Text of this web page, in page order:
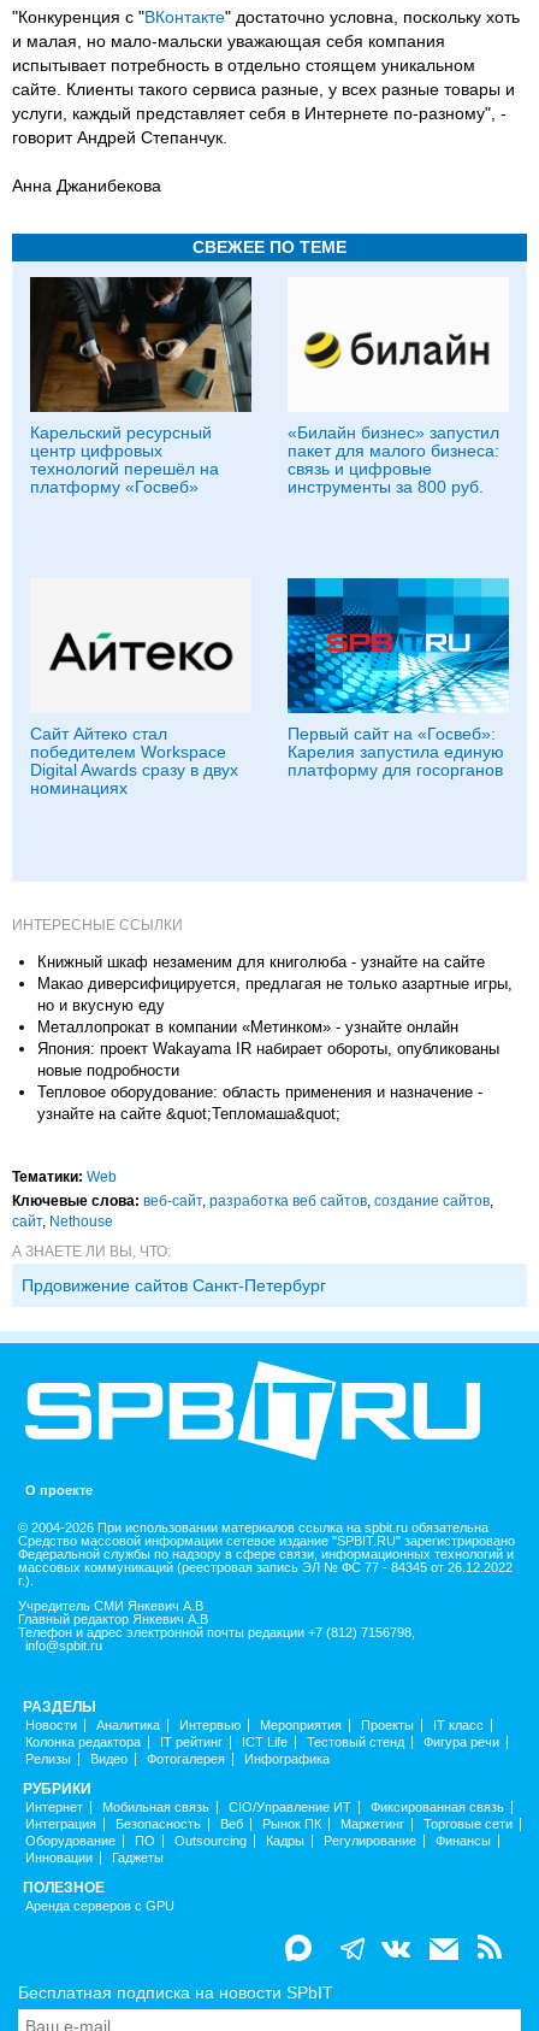
"Конкуренция с "ВКонтакте" достаточно условна, поскольку хоть
и малая, но мало-мальски уважающая себя компания
испытывает потребность в отдельно стоящем уникальном
сайте. Клиенты такого сервиса разные, у всех разные товары и
услуги, каждый представляет себя в Интернете по-разному", -
говорит Андрей Степанчук.
Анна Джанибекова
СВЕЖЕЕ ПО ТЕМЕ
Карельский ресурсный
центр цифровых
технологий перешёл на
платформу «Госвеб»
«Билайн бизнес» запустил
пакет для малого бизнеса:
связь и цифровые
инструменты за 800 руб.
Сайт Айтеко стал
победителем Workspace
Digital Awards сразу в двух
номинациях
Первый сайт на «Госвеб»:
Карелия запустила единую
платформу для госорганов
ИНТЕРЕСНЫЕ ССЫЛКИ
Книжный шкаф незаменим для книголюба - узнайте на сайте
Макао диверсифицируется, предлагая не только азартные игры,
но и вкусную еду
Металлопрокат в компании «Метинком» - узнайте онлайн
Япония: проект Wakayama IR набирает обороты, опубликованы
новые подробности
Тепловое оборудование: область применения и назначение -
узнайте на сайте &quot;Тепломаша&quot;
Тематики: Web
Ключевые слова: веб-сайт, разработка веб сайтов создание сайтов
сайт, Nethouse
А ЗНАЕТЕ ЛИ ВЫ, ЧТО:
Прдовижение сайтов Санкт-Петербург
О проекте
© 2004-2026 При использовании материалов ссылка на spbit.ru обязательна
Средство массовой информации сетевое издание "SPBIT.RU" зарегистрировано
Федеральной службы по надзору в сфере связи, информационных технологий и
массовых коммуникаций (реестровая запись ЭЛ № ФС 77 - 84345 от 26.12.2022
г.).
Учредитель СМИ Янкевич А.В
Главный редактор Янкевич А.В
Телефон и адрес электронной почты редакции +7 (812) 7156798,
info@spbit.ru
РАЗДЕЛЫ
Новости Аналитика Интервью Мероприятия Проекты
IT класс
Колонка редактора
IT рейтинг ICT Life Тестовый стенд
Фигура речи
Релизы
Видео Фотогалерея Инфографика
РУБРИКИ
Интернет Мобильная связь CIO/Управление ИТ
Фиксированная связь
Интеграция
Безопасность Веб Рынок ПК Маркетинг
Торговые сети
Оборудование
ПО Outsourcing Кадры Регулирование
Финансы
Инновации
Гаджеты
ПОЛЕЗНОЕ
Аренда серверов с GPU
Бесплатная подписка на новости SPbIT